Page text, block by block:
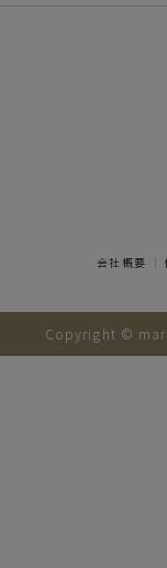
会社概要 ｜
Copyright ©